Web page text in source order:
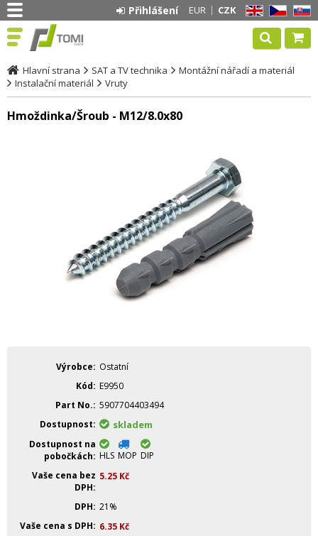
EN CZ SK
EUR CZK
Přihlášení
Hlavní strana SAT a TV technika
Montážní nářadí a materiál
Instalační materiál
Vruty
Hmoždinka/Šroub - M12/8.0x80
Výrobce
Ostatní
Kód
E9950
Part No. 5907704403494
Dostupnost
skladem
Dostupnost na
pobočkách
HLS MOP DIP
Vaše cena bez
DPH
5.25 Kč
DPH 21%
Vaše cena s DPH
6.35 Kč